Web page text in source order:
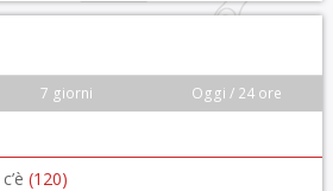
7 giorni Oggi / 24 ore
(120)